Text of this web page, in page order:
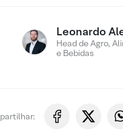
Leonardo
Head de Agro,
e Bebidas